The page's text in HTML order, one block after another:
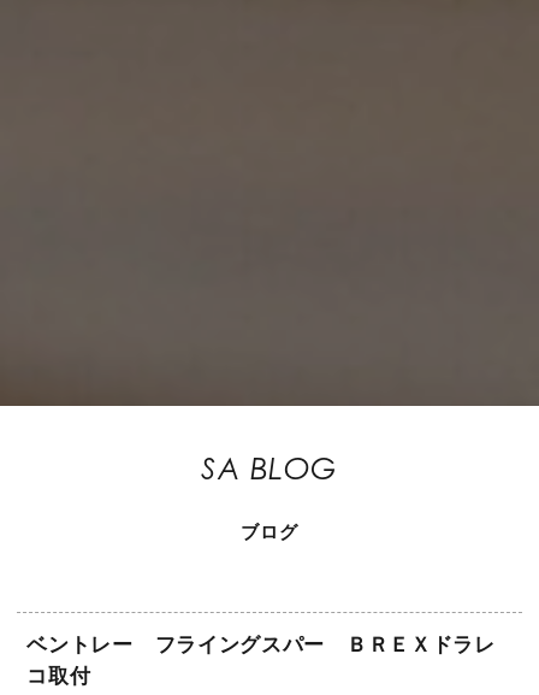
SA BLOG
ブログ
ベントレー フライングスパー ＢＲＥＸドラレ
コ取付